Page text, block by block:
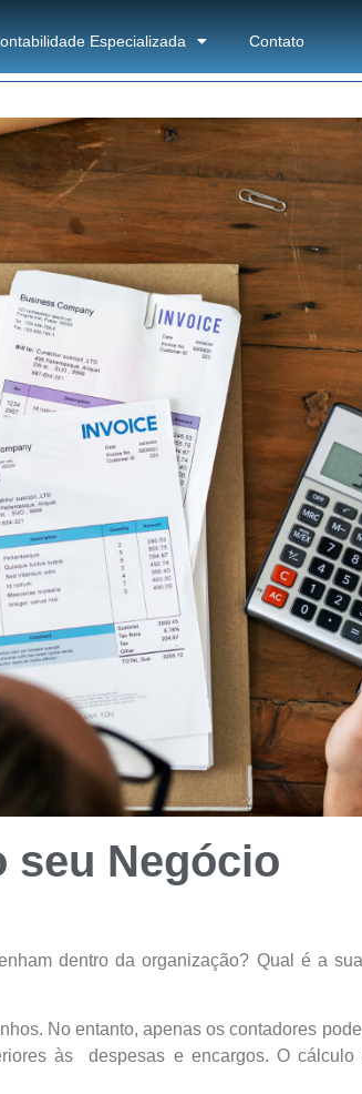
Especializada Contato
seu Negócio
dentro da organização? Qual é a
No entanto, apenas os contadores
às despesas e encargos. O